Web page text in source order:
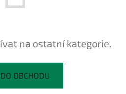
na ostatní kategorie.
OBCHODU